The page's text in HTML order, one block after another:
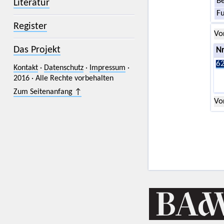
Literatur
Register
Das Projekt
Kontakt· Datenschutz· Impressum ·
2016 · Alle Rechte vorbehalten
Zum Seitenanfang ↑